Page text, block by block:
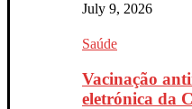
July 9, 2026
Saúde
Vacinação
eletrónica da